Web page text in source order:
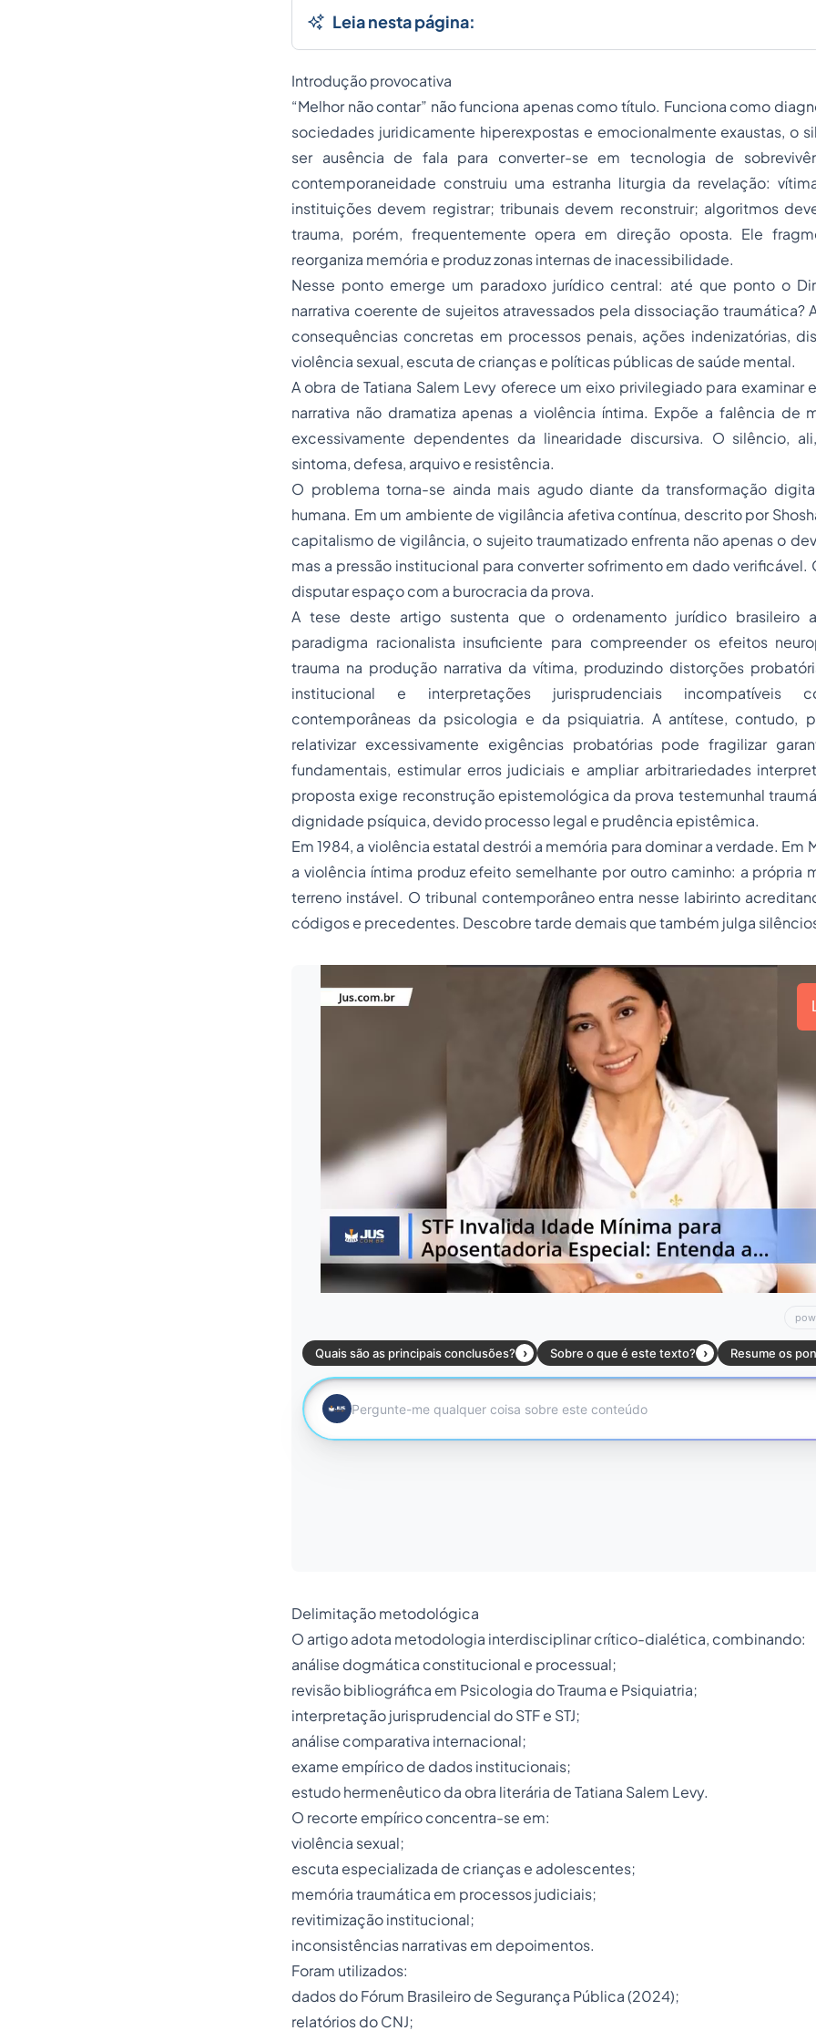
Leia nesta página:
Introdução provocativa
“Melhor não contar” não funciona apenas como título. Funciona como
sociedades juridicamente hiperexpostas e emocionalmente exaustas, o
ser ausência de fala para converter-se em tecnologia de
contemporaneidade construiu uma estranha liturgia da revelação:
instituições devem registrar; tribunais devem reconstruir; algoritmos
trauma, porém, frequentemente opera em direção oposta. Ele
reorganiza memória e produz zonas internas de inacessibilidade.
Nesse ponto emerge um paradoxo jurídico central: até que ponto o
narrativa coerente de sujeitos atravessados pela dissociação traumática?
consequências concretas em processos penais, ações indenizatórias,
violência sexual, escuta de crianças e políticas públicas de saúde mental.
A obra de Tatiana Salem Levy oferece um eixo privilegiado para examinar
narrativa não dramatiza apenas a violência íntima. Expõe a falência de
excessivamente dependentes da linearidade discursiva. O silêncio,
sintoma, defesa, arquivo e resistência.
O problema torna-se ainda mais agudo diante da transformação
humana. Em um ambiente de vigilância afetiva contínua, descrito por
capitalismo de vigilância, o sujeito traumatizado enfrenta não apenas o
mas a pressão institucional para converter sofrimento em dado verificável.
disputar espaço com a burocracia da prova.
A tese deste artigo sustenta que o ordenamento jurídico brasileiro
paradigma racionalista insuficiente para compreender os efeitos
trauma na produção narrativa da vítima, produzindo distorções
institucional e interpretações jurisprudenciais incompatíveis
contemporâneas da psicologia e da psiquiatria. A antítese, contudo,
relativizar excessivamente exigências probatórias pode fragilizar
fundamentais, estimular erros judiciais e ampliar arbitrariedades
proposta exige reconstrução epistemológica da prova testemunhal
dignidade psíquica, devido processo legal e prudência epistêmica.
Em 1984, a violência estatal destrói a memória para dominar a verdade. Em
a violência íntima produz efeito semelhante por outro caminho: a própria
terreno instável. O tribunal contemporâneo entra nesse labirinto
códigos e precedentes. Descobre tarde demais que também julga
Delimitação metodológica
O artigo adota metodologia interdisciplinar crítico-dialética, combinando:
análise dogmática constitucional e processual;
revisão bibliográfica em Psicologia do Trauma e Psiquiatria;
interpretação jurisprudencial do STF e STJ;
análise comparativa internacional;
exame empírico de dados institucionais;
estudo hermenêutico da obra literária de Tatiana Salem Levy.
O recorte empírico concentra-se em:
violência sexual;
escuta especializada de crianças e adolescentes;
memória traumática em processos judiciais;
revitimização institucional;
inconsistências narrativas em depoimentos.
Foram utilizados:
dados do Fórum Brasileiro de Segurança Pública (2024);
relatórios do CNJ;